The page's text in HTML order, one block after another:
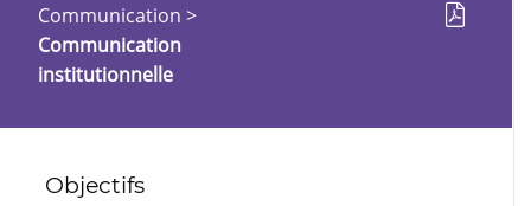
Communication >
Communication
institutionnelle
Objectifs